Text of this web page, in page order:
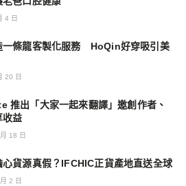
4 日
一條龍客製化服務 HoQin好穿吸引美
20 日
推出「大家一起來翻譯」邀創作者、
收益
18 日
心貨源真假？IFCHIC正貨產地直送全球
2 日